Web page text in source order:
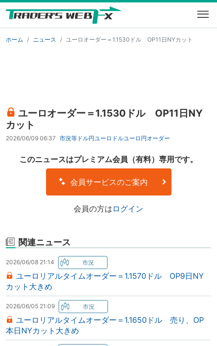
ホーム ニュース ユーロオーダー＝1.1530ドル OP11日NYカット
ユーロオーダー＝1.1530ドル OP11日NY
カット
2026/06/09 06:37 市況等 ドル円ユーロドルユーロ円オーダー
このニュースはプレミアム会員（有料）専用です。
会員サービスのご案内
会員の方は ログイン
関連ニュース
2026/06/08 21:14
ユーロリアルタイムオーダー＝1.1570ドル OP9日NY
カット大きめ
2026/06/05 21:09
ユーロリアルタイムオーダー＝1.1650ドル 売り、OP
本日NYカット大きめ